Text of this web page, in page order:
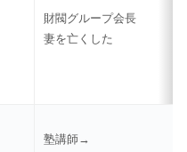
財閥グループ会長
妻を亡くした
塾講師→